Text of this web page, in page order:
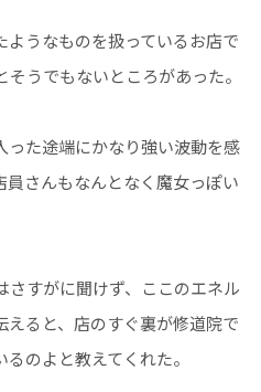
うなものを扱っているお店で
うでもないところがあった。
った途端にかなり強い波動を感
員さんもなんとなく魔女っぽい
さすがに聞けず、ここのエネル
ると、店のすぐ裏が修道院で
のよと教えてくれた。